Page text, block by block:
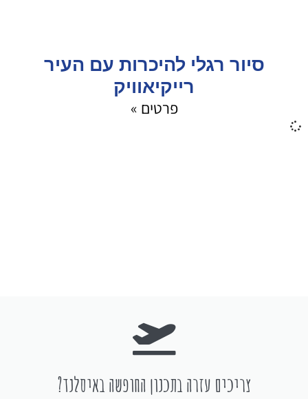
סיור רגלי להיכרות עם העיר
רייקיאוויק
פרטים »
צריכים עזרה בתכנון החופשה באיסלנד?